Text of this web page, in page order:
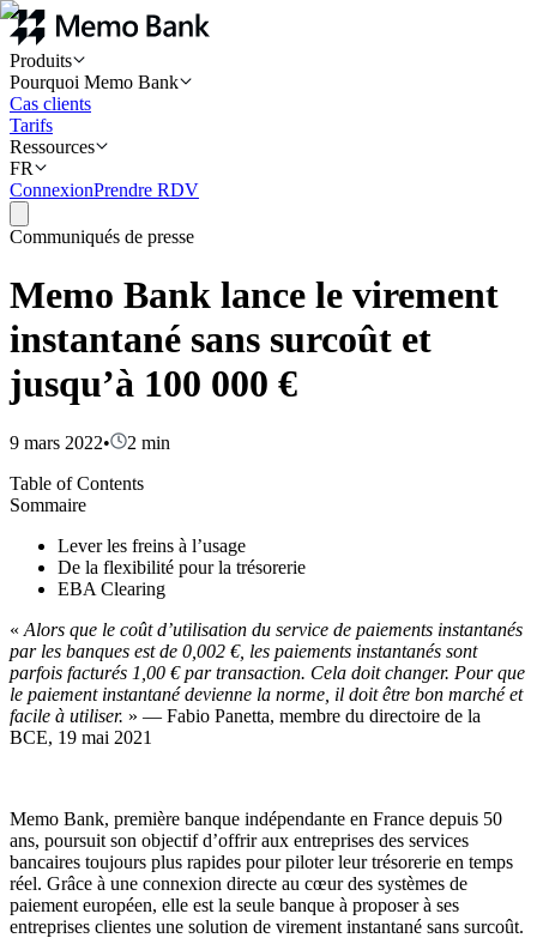
Produits
Pourquoi Memo Bank
Cas clients
Tarifs
Ressources
FR
ConnexionPrendre RDV
Communiqués de presse
Memo Bank lance le virement
instantané sans surcoût et
jusqu’à 100 000 €
9 mars 2022• 2 min
Table of Contents
Sommaire
Lever les freins à l’usage
De la flexibilité pour la trésorerie
EBA Clearing
« Alors que le coût d’utilisation du service de paiements instantanés
par les banques est de 0,002 €, les paiements instantanés sont
parfois facturés 1,00 € par transaction. Cela doit changer. Pour que
le paiement instantané devienne la norme, il doit être bon marché et
facile à utiliser. » — Fabio Panetta, membre du directoire de la
BCE, 19 mai 2021
Memo Bank, première banque indépendante en France depuis 50
ans, poursuit son objectif d’offrir aux entreprises des services
bancaires toujours plus rapides pour piloter leur trésorerie en temps
réel. Grâce à une connexion directe au cœur des systèmes de
paiement européen, elle est la seule banque à proposer à ses
entreprises clientes une solution de virement instantané sans surcoût.